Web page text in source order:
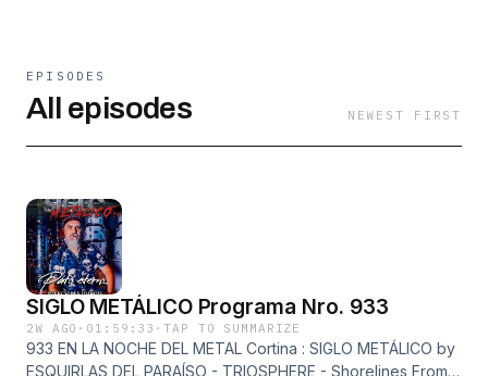
EPISODES
All episodes NEWEST FIRST
SIGLO METÁLICO Programa Nro. 933
2W AGO · 01:59:33 ·TAP TO SUMMARIZE
933 EN LA NOCHE DEL METAL Cortina : SIGLO METÁLICO by
ESQUIRLAS DEL PARAÍSO - TRIOSPHERE - Shorelines From